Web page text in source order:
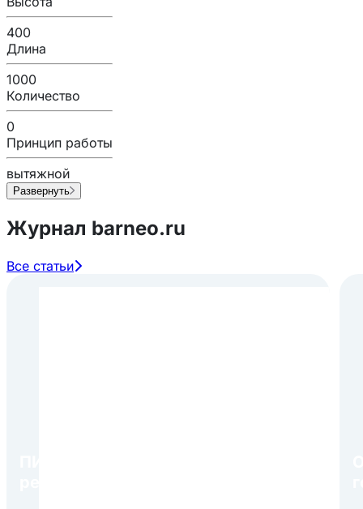
400
Длина
1000
Количество
0
Принцип работы
вытяжной
Развернуть
Журнал barneo.ru
Все статьи